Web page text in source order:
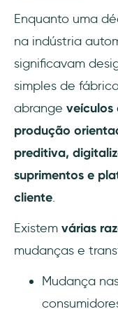
Enquanto uma
na indústria
significavam
simples de
abrange veículos
produção
preditiva,
suprimentos e
cliente.
Existem várias
mudanças e
Mudança